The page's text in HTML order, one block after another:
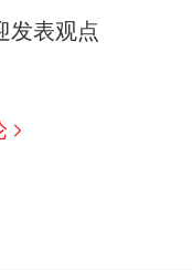
发表观点